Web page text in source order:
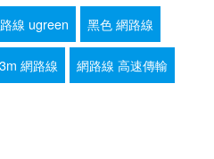
線 ugreen 黑色 網路線
3m 網路線 網路線 高速傳輸